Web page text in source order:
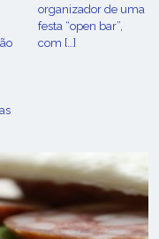
organizador de uma
festa “open bar”,
com […]